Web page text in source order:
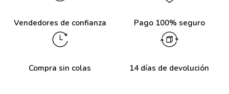
Vendedores de confianza Pago 100% seguro
Compra sin colas 14 días de devolución